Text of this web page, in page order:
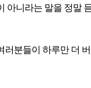
아니라는 말을 정말
러분들이 하루만 더